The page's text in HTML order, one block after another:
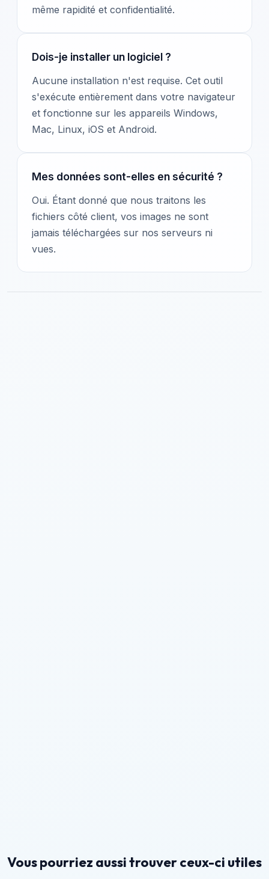
même rapidité et confidentialité.
Dois-je installer un logiciel ?
Aucune installation n'est requise. Cet outil
s'exécute entièrement dans votre navigateur
et fonctionne sur les appareils Windows,
Mac, Linux, iOS et Android.
Mes données sont-elles en sécurité ?
Oui. Étant donné que nous traitons les
fichiers côté client, vos images ne sont
jamais téléchargées sur nos serveurs ni
vues.
Vous pourriez aussi trouver ceux-ci utiles